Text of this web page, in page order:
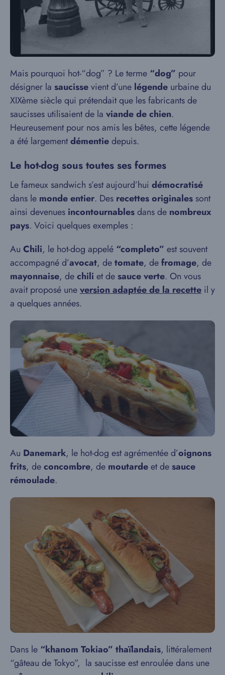
Mais pourquoi hot-“dog” ? Le terme “dog” pour
désigner la saucissevient d’une légende urbaine du
XIXème siècle qui prétendait que les fabricants de
saucisses utilisaient de la viande de chien.
Heureusement pour nos amis les bêtes, cette légende
a été largementdémentiedepuis.
Le hot-dog sous toutes ses formes
Le fameux sandwich s’est aujourd’hui démocratisé
dans le monde entier. Des recettes originales sont
ainsi devenues incontournablesdans de nombreux
pays. Voici quelques exemples :
Au Chili, le hot-dog appelé “completo” est souvent
accompagné d’avocat, detomate, defromage, de
mayonnaise, dechili et desauce verte. On vous
avait proposé uneversion adaptée de la recette il y
a quelques années.
Au Danemark, le hot-dog est agrémentée d’oignons
frits, deconcombre, de moutardeet desauce
rémoulade.
Dans le “khanom Tokiao” thaïlandais, littéralement
“gâteau de Tokyo”, la saucisse est enroulée dans une